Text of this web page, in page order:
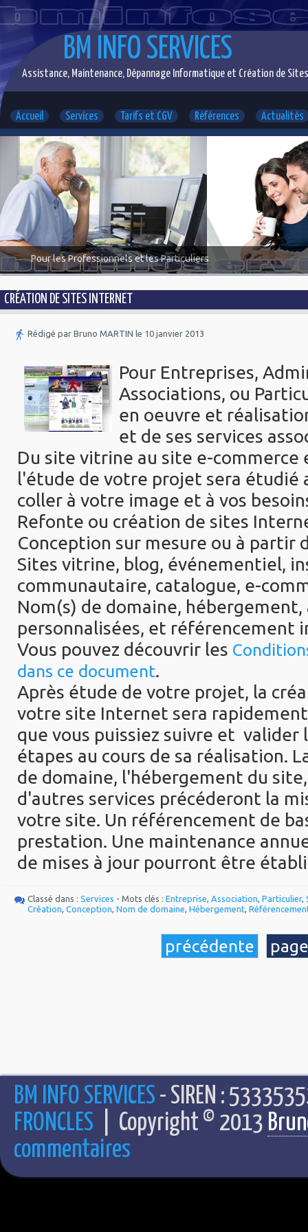
BM INFO SERVICES
Assistance, Maintenance, Dépannage Informatique et Création de
Accueil Services Tarifs et CGV Références Actualités
Pour les Professionnels et les Particuliers
CRÉATION DE SITES INTERNET
Rédigé par Bruno MARTIN le 10 janvier 2013
Pour Entreprises,
Associations, ou
en oeuvre et
et de ses services
Du site vitrine au site e-commerce
l'étude de votre projet sera étudié
coller à votre image et à vos
Refonte ou création de sites
Conception sur mesure ou à partir
Sites vitrine, blog, événementiel,
communautaire, catalogue, e-
Nom(s) de domaine, hébergement,
personnalisées, et référencement
Vous pouvez découvrir les
dans ce document.
Après étude de votre projet, la
votre site Internet sera
que vous puissiez suivre et
étapes au cours de sa réalisation.
de domaine, l'hébergement du
d'autres services précéderont la
votre site. Un référencement de
prestation. Une maintenance
de mises à jour pourront être
Classé dans : Services - Mots clés : Entreprise, Association, Particulier,
Création, Conception, Nom de domaine, Hébergement,
précédente
BM INFO SERVICES - SIREN :
FRONCLES | Copyright © 2013
commentaires